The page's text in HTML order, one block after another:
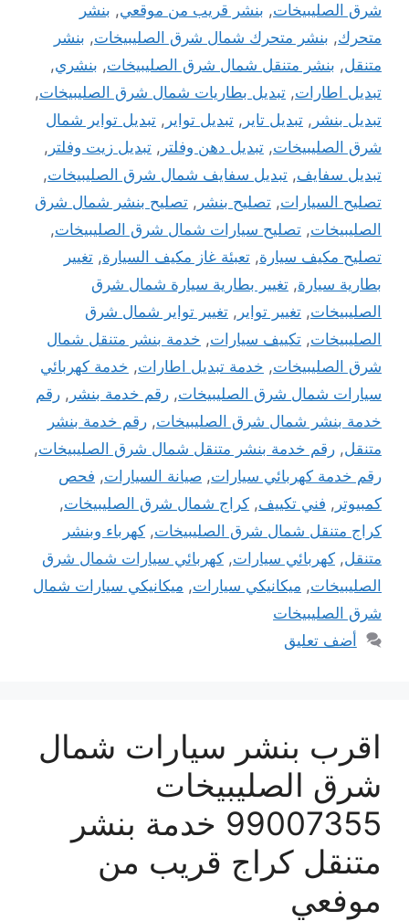
شرق الصليبيخات, بنشر قريب من موقعي, بنشر
متحرك, بنشر متحرك شمال شرق الصليبيخات, بنشر
متنقل, بنشر متنقل شمال شرق الصليبيخات, بنشري,
تبديل اطارات, تبديل بطاريات شمال شرق الصليبيخات,
تبديل بنشر , تبديل تاير , تبديل تواير , تبديل تواير شمال
شرق الصليبيخات, تبديل دهن وفلتر , تبديل زيت وفلتر ,
تبديل سفايف, تبديل سفايف شمال شرق الصليبيخات,
تصليح السيارات, تصليح بنشر , تصليح بنشر شمال شرق
الصليبيخات, تصليح سيارات شمال شرق الصليبيخات,
تصليح مكيف سيارة, تعبئة غاز مكيف السيارة, تغيير
بطارية سيارة, تغيير بطارية سيارة شمال شرق
الصليبيخات, تغيير تواير , تغيير تواير شمال شرق
الصليبيخات, تكييف سيارات, خدمة بنشر متنقل شمال
شرق الصليبيخات, خدمة تبديل اطارات, خدمة كهربائي
سيارات شمال شرق الصليبيخات, رقم خدمة بنشر , رقم
خدمة بنشر شمال شرق الصليبيخات, رقم خدمة بنشر
متنقل, رقم خدمة بنشر متنقل شمال شرق الصليبيخات,
رقم خدمة كهربائي سيارات, صيانة السيارات, فحص
كمبيوتر , فني تكييف, كراج شمال شرق الصليبيخات,
كراج متنقل شمال شرق الصليبيخات, كهرباء وبنشر
متنقل, كهربائي سيارات, كهربائي سيارات شمال شرق
الصليبيخات, ميكانيكي سيارات, ميكانيكي سيارات شمال
شرق الصليبيخات
أضف تعليق
اقرب بنشر سيارات شمال
شرق الصليبيخات
99007355 خدمة بنشر
متنقل كراج قريب من
موفعي